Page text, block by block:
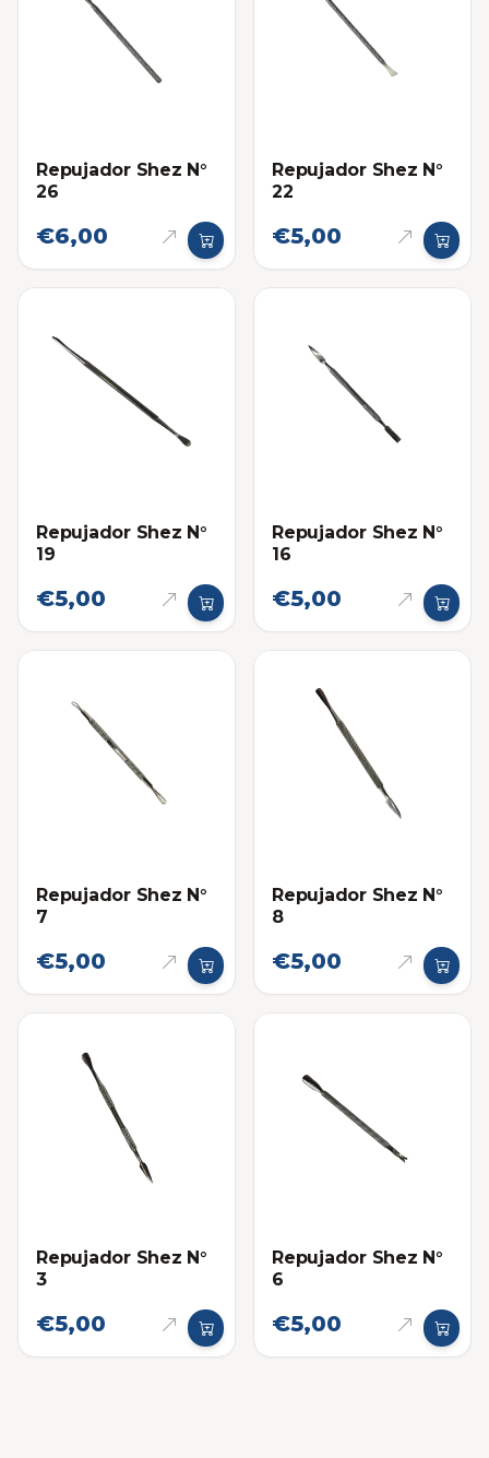
Repujador Shez N°
26
€6,00
Repujador Shez N°
22
€5,00
Repujador Shez N°
19
€5,00
Repujador Shez N°
16
€5,00
Repujador Shez N°
7
€5,00
Repujador Shez N°
8
€5,00
Repujador Shez N°
3
€5,00
Repujador Shez N°
6
€5,00